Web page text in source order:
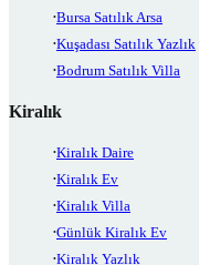
Bursa Satılık Arsa
Kuşadası Satılık Yazlık
Bodrum Satılık Villa
Kiralık
Kiralık Daire
Kiralık Ev
Kiralık Villa
Günlük Kiralık Ev
Kiralık Yazlık